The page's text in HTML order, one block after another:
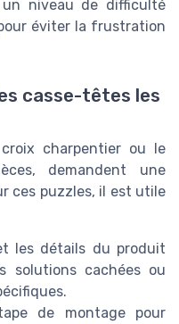
niveau de difficulté
éviter la frustration
casse-têtes les
charpentier ou le
demandent une
ces puzzles, il est utile
les détails du produit
solutions cachées ou
de montage pour